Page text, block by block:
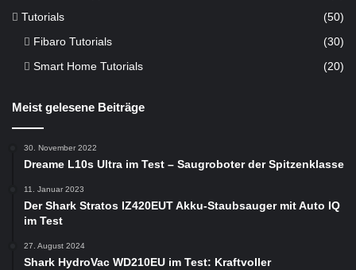
Tutorials (50)
Fibaro Tutorials
(30)
Smart Home Tutorials
(20)
Meist gelesene Beiträge
30. November 2022
Dreame L10s Ultra im Test – Saugroboter der Spitzenklasse
11. Januar 2023
Der Shark Stratos IZ420EUT Akku-Staubsauger mit Auto IQ
im Test
27. August 2024
Shark HydroVac WD210EU im Test: Kraftvoller